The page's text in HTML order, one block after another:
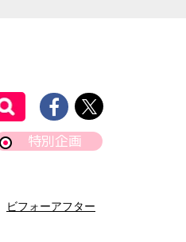
特別企画
ビフォーアフター